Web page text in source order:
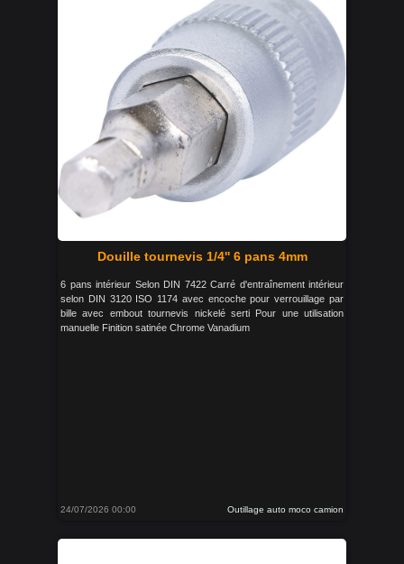
Douille tournevis 1/4'' 6 pans 4mm
6 pans intérieur Selon DIN 7422 Carré d'entraînement intérieur
selon DIN 3120 ISO 1174 avec encoche pour verrouillage par
bille avec embout tournevis nickelé serti Pour une utilisation
manuelle Finition satinée Chrome Vanadium
24/07/2026 00:00 Outillage auto moco camion